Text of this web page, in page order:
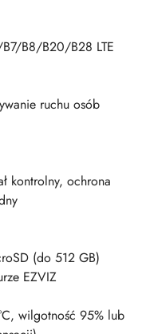
B8/B20/B28 LTE
ruchu osób
kontrolny, ochrona
(do 512 GB)
EZVIZ
wilgotność 95% lub